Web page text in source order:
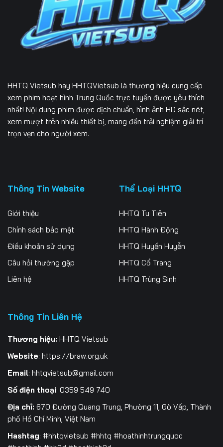
Tập 163 Tập 164 Tập 165
HHTQ Vietsub hay HHTQVietsub là thương hiệu cung cấp
xem phim hoạt hình Trung Quốc trực tuyến được yêu thích
nhất! Nội dung phim được dịch chuẩn, hình ảnh HD sắc nét,
xem mượt trên nhiều thiết bị, mang đến trải nghiệm giải trí
trọn vẹn cho người xem.
Thông Tin Website
Giới thiệu
Chính sách bảo mật
Điều khoản sử dụng
Câu hỏi thường gặp
Liên hệ
Thể Loại HHTQ
HHTQ Tu Tiên
HHTQ Hành Động
HHTQ Huyền Huyễn
HHTQ Cổ Trang
HHTQ Trùng Sinh
Thông Tin Liên Hệ
Thương hiệu: HHTQ Vietsub
Website: https://braw.org.uk
Email: hhtqvietsub@gmail.com
Số điện thoại: 0359 549 740
Địa chỉ: 670 Đường Quang Trung, Phường 11, Gò Vấp, Thành
phố Hồ Chí Minh, Việt Nam
Hashtag: #hhtqvietsub #hhtq #hoathinhtrungquoc